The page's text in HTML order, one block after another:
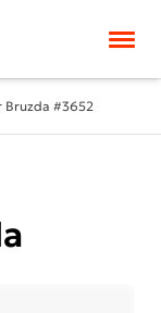
Bruzda #3652